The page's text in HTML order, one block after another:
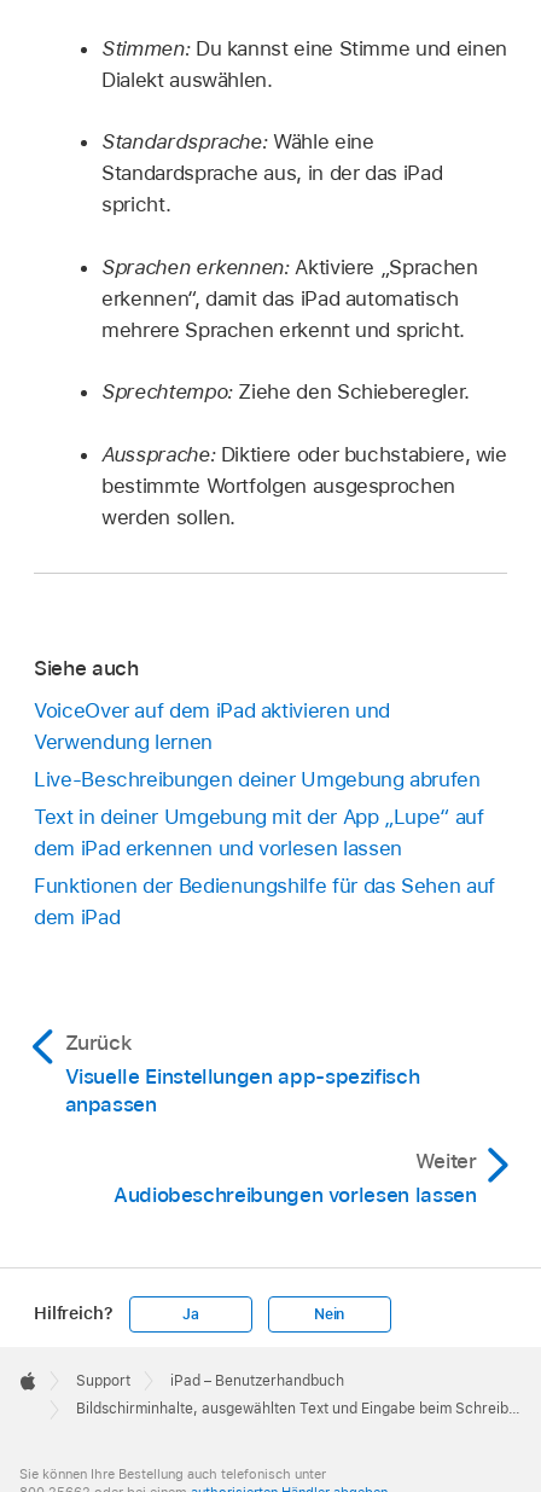
Stimmen:Du kannst eine Stimme und einen
Dialekt auswählen.
Standardsprache:Wähle eine
Standardsprache aus, in der das iPad
spricht.
Sprachen erkennen:Aktiviere „Sprachen
erkennen“, damit das iPad automatisch
mehrere Sprachen erkennt und spricht.
Sprechtempo:Ziehe den Schieberegler.
Aussprache:Diktiere oder buchstabiere, wie
bestimmte Wortfolgen ausgesprochen
werden sollen.
Siehe auch
VoiceOver auf dem iPad aktivieren und
Verwendung lernen
Live-Beschreibungen deiner Umgebung abrufen
Text in deiner Umgebung mit der App „Lupe“ auf
dem iPad erkennen und vorlesen lassen
Funktionen der Bedienungshilfe für das Sehen auf
dem iPad
Zurück
Visuelle Einstellungen app-spezifisch
anpassen
Weiter
Audiobeschreibungen vorlesen lassen
Hilfreich? Ja Nein
Footer

Apple
Support
iPad – Benutzerhandbuch
Bildschirminhalte, ausgewählten Text und Eingabe beim Schreiben auf dem iPad vorlesen lassen
Sie können Ihre Bestellung auch telefonisch unter